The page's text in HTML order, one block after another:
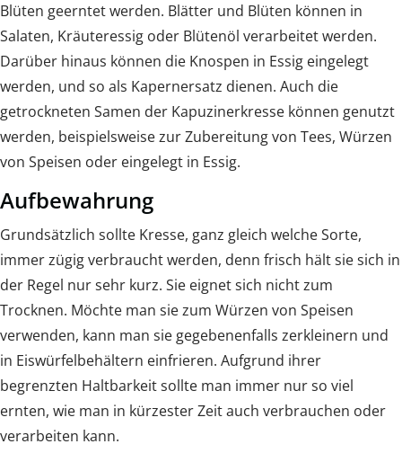
Blüten geerntet werden. Blätter und Blüten können in
Salaten, Kräuteressig oder Blütenöl verarbeitet werden.
Darüber hinaus können die Knospen in Essig eingelegt
werden, und so als Kapernersatz dienen. Auch die
getrockneten Samen der Kapuzinerkresse können genutzt
werden, beispielsweise zur Zubereitung von Tees, Würzen
von Speisen oder eingelegt in Essig.
Aufbewahrung
Grundsätzlich sollte Kresse, ganz gleich welche Sorte,
immer zügig verbraucht werden, denn frisch hält sie sich in
der Regel nur sehr kurz. Sie eignet sich nicht zum
Trocknen. Möchte man sie zum Würzen von Speisen
verwenden, kann man sie gegebenenfalls zerkleinern und
in Eiswürfelbehältern einfrieren. Aufgrund ihrer
begrenzten Haltbarkeit sollte man immer nur so viel
ernten, wie man in kürzester Zeit auch verbrauchen oder
verarbeiten kann.